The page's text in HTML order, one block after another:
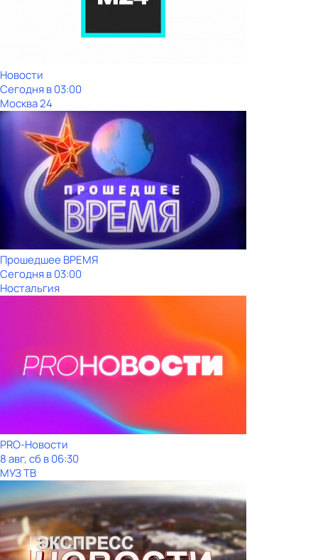
Новости
Сегодня в 03:00
Москва 24
Прошедшее ВРЕМЯ
Сегодня в 03:00
Ностальгия
PRO-Новости
8 авг, сб в 06:30
МУЗ ТВ